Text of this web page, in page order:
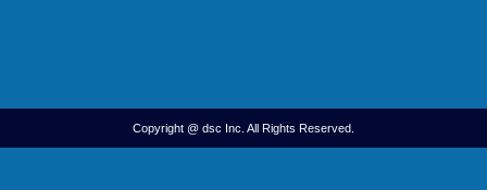
Copyright @ dsc Inc. All Rights Reserved.